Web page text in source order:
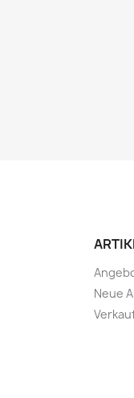
Neue